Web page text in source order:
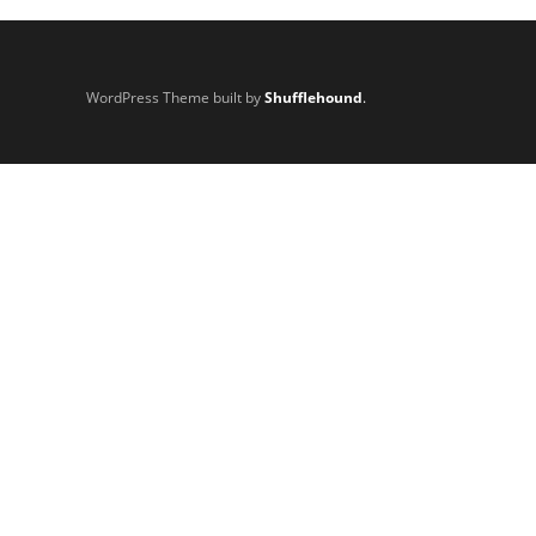
WordPress Theme built byShufflehound.